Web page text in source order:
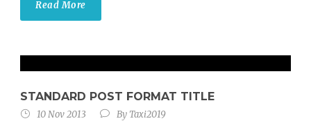
Read More
STANDARD POST FORMAT TITLE
10 Nov 2013 By Taxi2019